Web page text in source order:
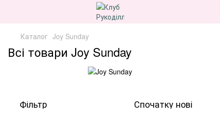
Каталог Joy Sunday
Всі товари Joy Sunday
Фільтр Спочатку нові